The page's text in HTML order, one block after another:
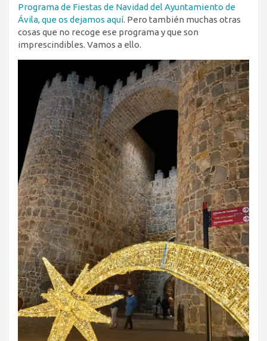
Programa de Fiestas de Navidad del Ayuntamiento de
Ávila, que os dejamos aquí. Pero también muchas otras
cosas que no recoge ese programa y que son
imprescindibles. Vamos a ello.